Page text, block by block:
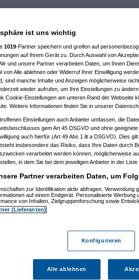
ist uns wichtig
1019-Partner speichern und greifen auf
auf Ihrem Gerät zu. Durch Auswahl von
und unsere Partner verarbeiten Daten, um Ihnen
von Alle ablehnen oder Widerruf Ihrer Einwilligung
sind manche Inhalte und Anzeigen möglicherweise
wieder aufrufen, um Ihre Einstellungen zu
Cookie-Einstellungen am unteren Rand der Webseite
Weitere Informationen finden Sie in unserer
Einstellungen auch Anbieter umfassen, die
gem Art 45 DSGVO und ohne
auch hierfür (Art 49 Abs 1 lit a DSGVO). Dies
insbesondere das Risiko, dass Ihre Daten durch
verarbeitet werden können, möglicherweise
in dem Sie bei dem jeweiligen Anbieter in der
Partner verarbeiten Daten, um
zur Identifikation aktiv abfragen. Verwendung
auf einem Endgerät. Personalisierte Werbung
von Inhalten, Zielgruppenforschung sowie
(Lieferanten)
Konfigurieren
Alle ablehnen